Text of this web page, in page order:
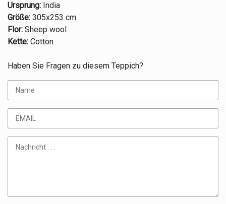
Ursprung: India
Größe: 305x253 cm
Flor: Sheep wool
Kette: Cotton
Haben Sie Fragen zu diesem Teppich?